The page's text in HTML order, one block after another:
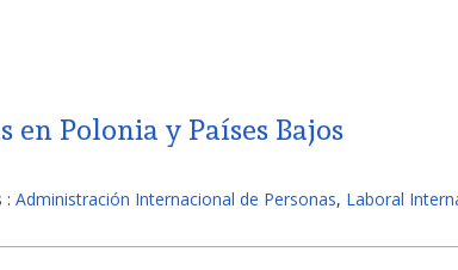
en Polonia y Países Bajos
: Administración Internacional de Personas, Laboral